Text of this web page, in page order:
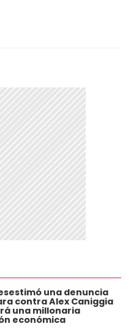
una denuncia
contra Alex Caniggia
una millonaria
económica